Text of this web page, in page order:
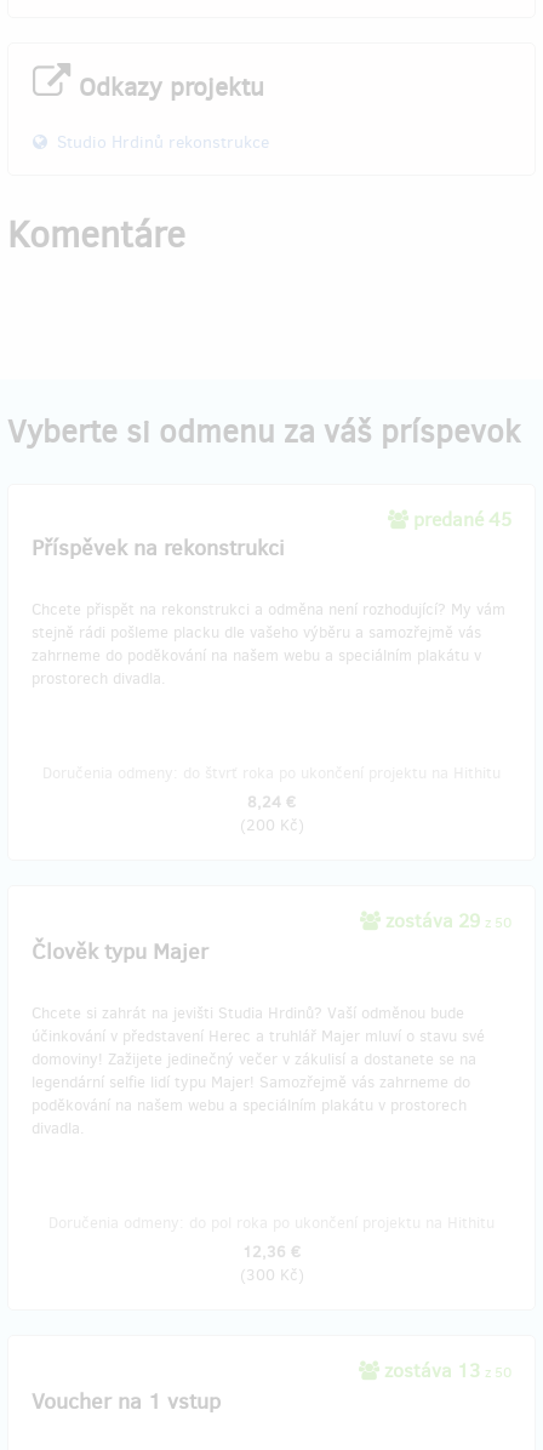
Odkazy projektu
Studio Hrdinů rekonstrukce
Komentáre
Vyberte si odmenu za váš príspevok
predané 45
Příspěvek na rekonstrukci
Chcete přispět na rekonstrukci a odměna není rozhodující? My vám
stejně rádi pošleme placku dle vašeho výběru a samozřejmě vás
zahrneme do poděkování na našem webu a speciálním plakátu v
prostorech divadla.
8,24 €
(200 Kč)
zostáva 29 z 50
Člověk typu Majer
Chcete si zahrát na jevišti Studia Hrdinů? Vaší odměnou bude
účinkování v představení Herec a truhlář Majer mluví o stavu své
domoviny! Zažijete jedinečný večer v zákulisí a dostanete se na
legendární selfie lidí typu Majer! Samozřejmě vás zahrneme do
poděkování na našem webu a speciálním plakátu v prostorech
divadla.
12,36 €
(300 Kč)
zostáva 13 z 50
Voucher na 1 vstup